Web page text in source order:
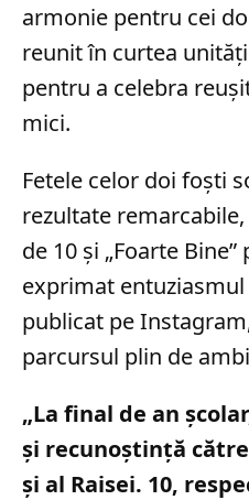
armonie pentru cei
reunit în curtea
pentru a celebra
mici.
Fetele celor doi foști
rezultate
de 10 și „Foarte
exprimat
publicat pe
parcursul plin de
„La final de an
și recunoștință
și al Raisei. 10,